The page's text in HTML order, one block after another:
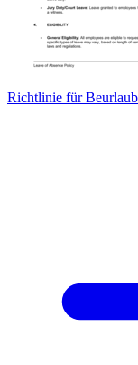
Richtlinie für